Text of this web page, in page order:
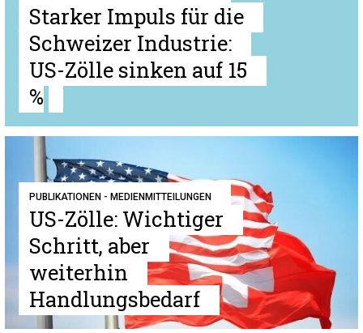
Starker Impuls für die
Schweizer Industrie:
US-Zölle sinken auf 15
%
PUBLIKATIONEN - MEDIENMITTEILUNGEN
US-Zölle: Wichtiger
Schritt, aber
weiterhin
Handlungsbedarf